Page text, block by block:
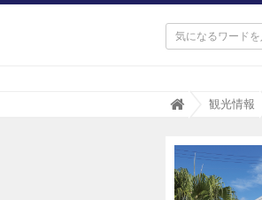
T
p
a
(
観光情報